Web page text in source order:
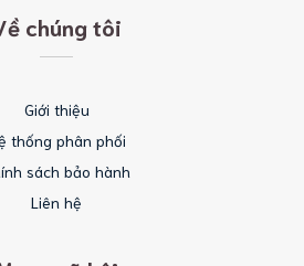
chúng tôi
Giới thiệu
thống phân phối
sách bảo hành
Liên hệ